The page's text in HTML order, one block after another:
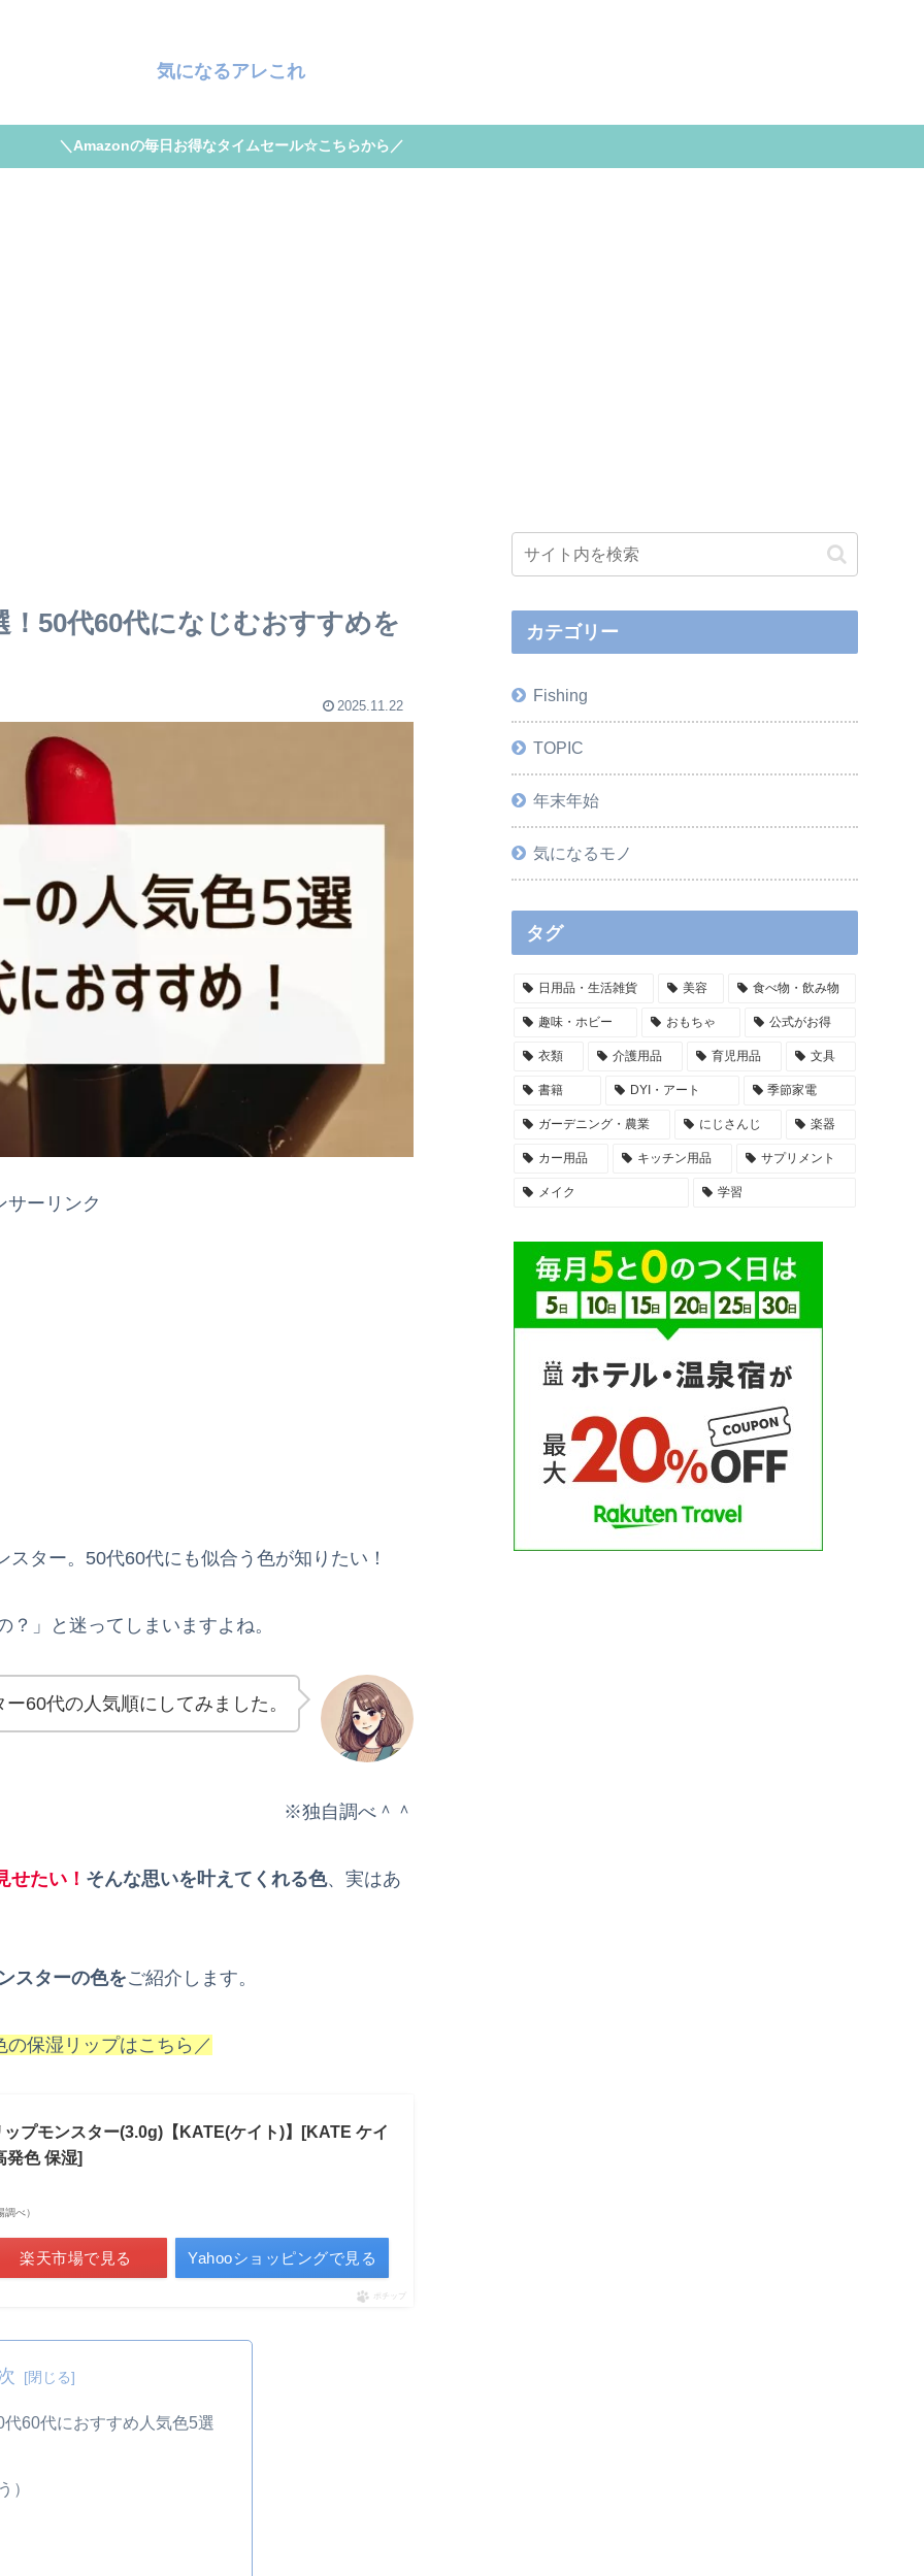
気になるアレこれ
＼Amazonの毎日お得なタイムセール☆こちらから／
50代60代になじむおすすめを
2025.11.22
サーリンク
ター。50代60代にも似合う色が知りたい！
」と迷ってしまいますよね。
60代の人気順にしてみました。
※独自調べ＾＾
せたい ！ そんな思いを叶えてくれる色、実はあ
スターの色をご紹介します。
保湿リップはこちら／
プモンスター(3.0g)【KATE(ケイト)】[KATE ケイ
発色 保湿]
べ）
楽天市場で見る Yahooショッピングで見る
ポチップ
60代におすすめ人気色5選
）
カテゴリー
Fishing
TOPIC
年末年始
気になるモノ
タグ
日用品・生活雑貨 美容 食べ物・飲み物
趣味・ホビー おもちゃ 公式がお得
衣類 介護用品 育児用品 文具
書籍 DYI・アート 季節家電
ガーデニング・農業 にじさんじ 楽器
カー用品 キッチン用品 サプリメント
メイク 学習